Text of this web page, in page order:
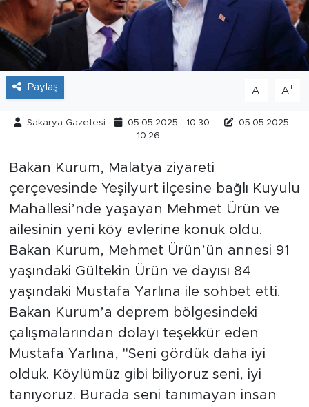
Paylaş A- A+
Sakarya Gazetesi 05.05.2025 - 10:30
05.05.2025 -
10:26
Bakan Kurum, Malatya ziyareti
çerçevesinde Yeşilyurt ilçesine bağlı Kuyulu
Mahallesi’nde yaşayan Mehmet Ürün ve
ailesinin yeni köy evlerine konuk oldu.
Bakan Kurum, Mehmet Ürün’ün annesi 91
yaşındaki Gültekin Ürün ve dayısı 84
yaşındaki Mustafa Yarlına ile sohbet etti.
Bakan Kurum’a deprem bölgesindeki
çalışmalarından dolayı teşekkür eden
Mustafa Yarlına, "Seni gördük daha iyi
olduk. Köylümüz gibi biliyoruz seni, iyi
tanıyoruz. Burada seni tanımayan insan
Söyleşi
Foto Şaka
Teknoloji